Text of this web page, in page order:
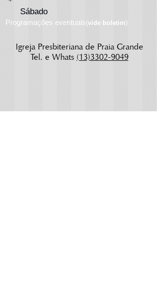
Programações eventuais(vide boletim)
Sábado
Igreja Presbiteriana de Praia Grande
Tel. e Whats(13)3302-9049